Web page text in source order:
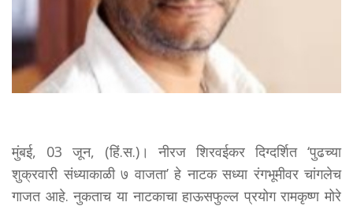
मुंबई, 03 जून, (हिं.स.)। नीरज शिरवईकर दिग्दर्शित ‘पुढच्या
शुक्रवारी संध्याकाळी ७ वाजता’ हे नाटक सध्या रंगभूमीवर चांगलेच
गाजत आहे. नुकताच या नाटकाचा हाऊसफुल्ल प्रयोग रामकृष्ण मोरे